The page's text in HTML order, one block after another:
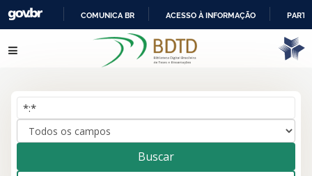
IR
PARA
COMUNICA BR ACESSO À INFORMAÇÃO
Mostrando resultados de 326.627 para a busca '*:*
Pular para o conteúdo
Buscar